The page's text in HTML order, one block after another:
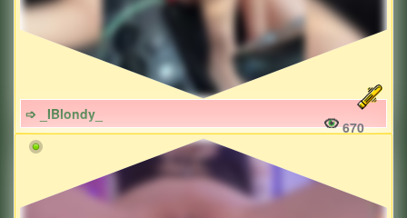
➩ _IBlondy_
670